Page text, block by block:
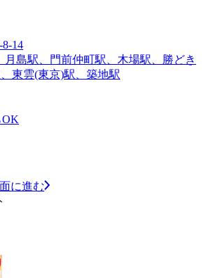
14
月島駅、門前仲町駅、木場駅、勝どき
東雲(東京)駅、築地駅
OK
に進む